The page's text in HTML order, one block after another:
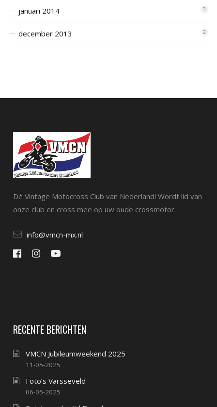
januari 2014 3
december 2013 2
Dé Vintage Motocross Club van Nederland! Wordt lid van
onze club en cross mee op uw oude crossmotor.
info@vmcn-mx.nl
RECENTE BERICHTEN
VMCN Jubileumweekend 2025
11-05-2025
Foto’s Varsseveld
06-05-2025